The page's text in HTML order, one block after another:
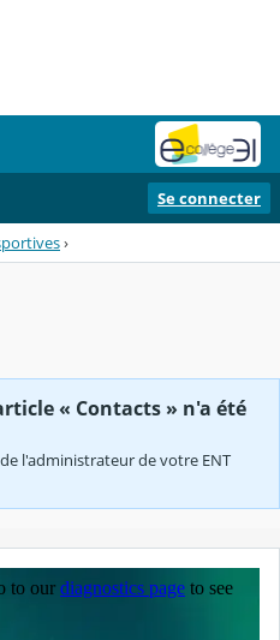
Se connecter
›
« Contacts » n'a été
l'administrateur de votre ENT